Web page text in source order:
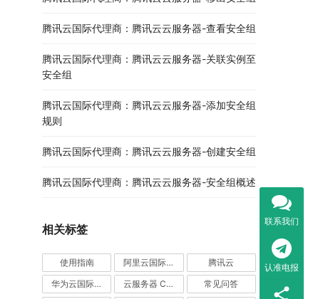
腾讯云国际代理商：腾讯云云服务器-查看安全组
腾讯云国际代理商：腾讯云云服务器-关联实例至
安全组
腾讯云国际代理商：腾讯云云服务器-添加安全组
规则
腾讯云国际代理商：腾讯云云服务器-创建安全组
腾讯云国际代理商：腾讯云云服务器-安全组概述
相关标签
使用指南 阿里云国际站 腾讯云
华为云国际站 云服务器 CVM 常见问答
联系我们
认准电报